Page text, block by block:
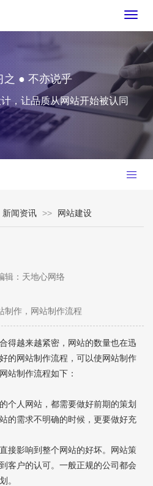
之 ● 不亦说乎
，让品质从网站开始被认同
新闻资讯 >> 网站建设
辑：天地心网络
制作，网站制作流程
得越来越紧密，网站的数量也在迅
的网站制作流程 ，可以使网站制作
站制作流程如下：
个人网站，都需要做好前期的策划
的需求不明确的时候，更要做好充
接影响到整个网站的好坏。网站策
客户的认可。一般正规的公司都会
。